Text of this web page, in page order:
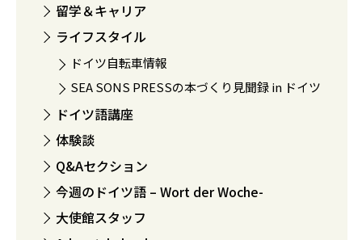
留学＆キャリア
ライフスタイル
ドイツ自転車情報
SEA SONS PRESSの本づくり見聞録 in ドイツ
ドイツ語講座
体験談
Q&Aセクション
今週のドイツ語 – Wort der Woche-
大使館スタッフ